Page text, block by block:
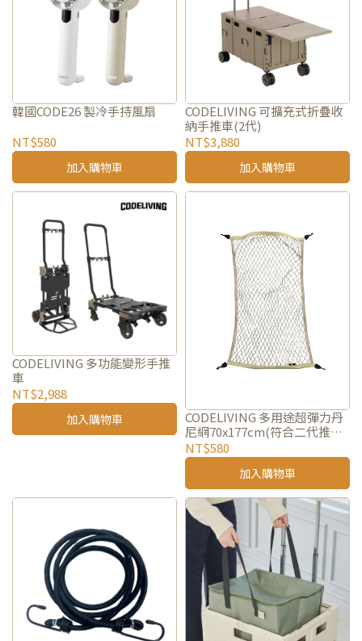
韓國CODE26 製冷手持風扇
NT$580
加入購物車
CODELIVING 可擴充式折疊收
納手推車(2代)
NT$3,880
加入購物車
CODELIVING 多功能變形手推
車
NT$2,988
加入購物車
CODELIVING 多用途超彈力丹
尼網70x177cm(符合二代推車
設計)
NT$580
加入購物車